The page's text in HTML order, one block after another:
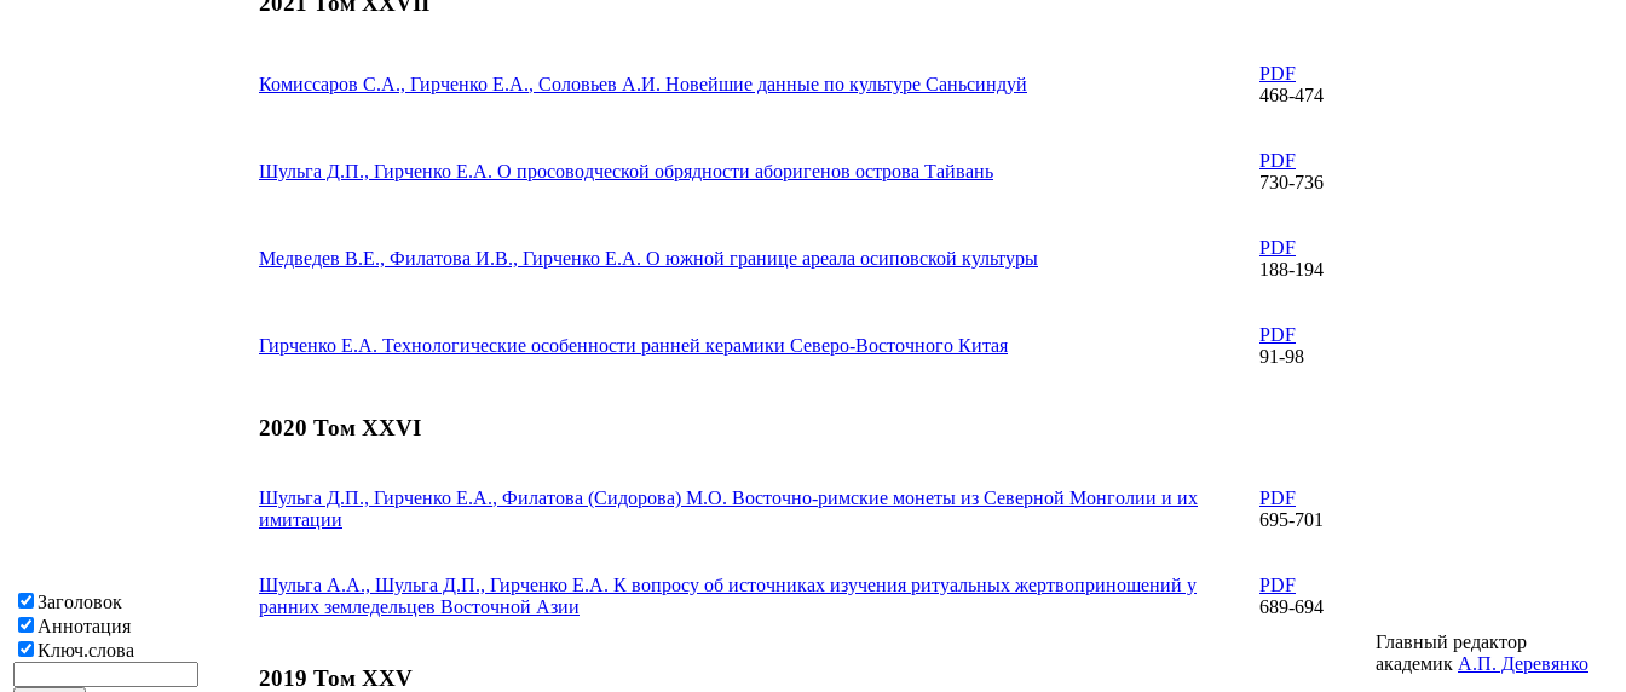
Заголовок
Аннотация
Ключ.слова
Комиссаров С.А., Гирченко Е.А., Соловьев А.И. Новейшие данные по культуре Саньсиндуй
PDF
468-474
Шульга Д.П., Гирченко Е.А. О просоводческой обрядности аборигенов острова Тайвань
PDF
730-736
Медведев В.Е., Филатова И.В., Гирченко Е.А. О южной границе ареала осиповской культуры
PDF
188-194
Гирченко Е.А. Технологические особенности ранней керамики Северо-Восточного Китая
PDF
91-98
2020 Том XXVI
Шульга Д.П., Гирченко Е.А., Филатова (Сидорова) М.О. Восточно-римские монеты из Северной Монголии и их
имитации
PDF
695-701
Шульга А.А., Шульга Д.П., Гирченко Е.А. К вопросу об источниках изучения ритуальных жертвоприношений у
ранних земледельцев Восточной Азии
PDF
689-694
2019 Том XXV
Главный редактор
академик А.П. Деревянко